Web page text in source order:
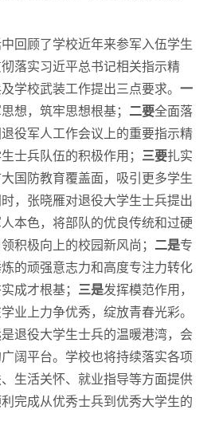
回顾了学校近年来参军入伍学生
落实习近平总书记相关指示精
学校武装工作提出三点要求。 一
想，筑牢思想根基； 二要全面落
役军人工作会议上的重要指示精
士兵队伍的积极作用； 三要扎实
国防教育覆盖面，吸引更多学生
，张晓雁对退役大学生士兵提出
本色，将部队的优良传统和过硬
积极向上的校园新风尚； 二是专
的顽强意志力和高度专注力转化
成才根基； 三是发挥模范作用，
业上力争优秀，绽放青春光彩。
退役大学生士兵的温暖港湾，会
阔平台。学校也将持续落实各项
生活关怀、就业指导等方面提供
完成从优秀士兵到优秀大学生的